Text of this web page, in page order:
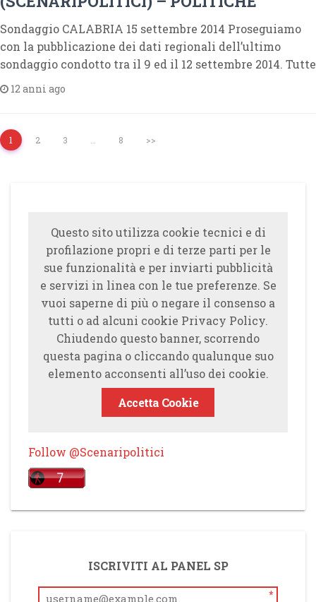
Sondaggio CALABRIA 15 settembre 2014 Proseguiamo
con la pubblicazione dei dati regionali dell’ultimo
sondaggio condotto tra il 9 ed il 12 settembre 2014. Tutte
12 anni ago
1 2 3 8 >>
Questo sito utilizza cookie tecnici e di
profilazione propri e di terze parti per le
sue funzionalità e per inviarti pubblicità
e servizi in linea con le tue preferenze. Se
vuoi saperne di più o negare il consenso a
tutti o ad alcuni cookie Privacy Policy.
Chiudendo questo banner, scorrendo
questa pagina o cliccando qualunque suo
elemento acconsenti all’uso dei cookie.
Accetta Cookie
Follow @Scenaripolitici
ISCRIVITI AL PANEL SP
*